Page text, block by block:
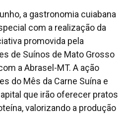
a gastronomia cuiabana
com a realização da
promovida pela
de Suínos de Mato Grosso
a Abrasel-MT. A ação
do Mês da Carne Suína e
que irão oferecer pratos
valorizando a produção